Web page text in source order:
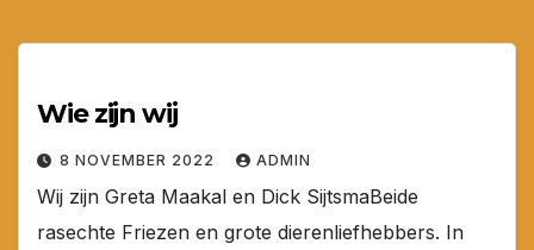
Wie zijn wij
8 NOVEMBER 2022 ADMIN
Wij zijn Greta Maakal en Dick SijtsmaBeide
rasechte Friezen en grote dierenliefhebbers. In